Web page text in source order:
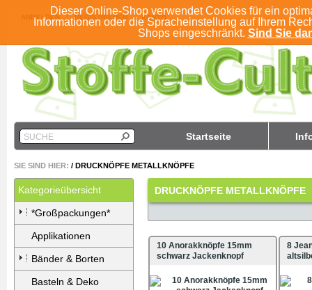
Dieser Online-Shop verwendet Cookies für ein
Informationen oder die Spracheinstellung auf Ihrem
Shops eingeschränkt. Sind Sie
ANMELDEN REGISTRIEREN KONTO
Startseite
SUCHE
SIE SIND HIER: / DRUCKNÖPFE METALLKNÖPFE
Kategorieübersicht
*Großpackungen*
Applikationen
Bänder & Borten
Basteln & Deko
DRUCKNÖPFE METALLKNÖPFE
10 Anorakknöpfe 15mm
schwarz Jackenknopf
8